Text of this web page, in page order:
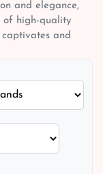
and elegance,
of high-quality
and